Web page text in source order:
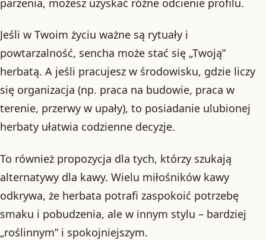
Jeśli w Twoim życiu ważne są rytuały i
powtarzalność, sencha może stać się „Twoją”
herbatą. A jeśli pracujesz w środowisku, gdzie liczy
się organizacja (np. praca na budowie, praca w
terenie, przerwy w upały), to posiadanie ulubionej
herbaty ułatwia codzienne decyzje.
To również propozycja dla tych, którzy szukają
alternatywy dla kawy. Wielu miłośników kawy
odkrywa, że herbata potrafi zaspokoić potrzebę
smaku i pobudzenia, ale w innym stylu – bardziej
„roślinnym” i spokojniejszym.